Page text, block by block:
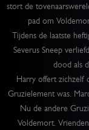
stort de
pad om
Tijdens de laatste
Severus Sneep
dood als
Harry offert zichzelf
Gruzielement was.
Nu de andere
Voldemort.